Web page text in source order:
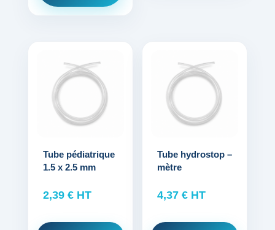
produit
Tube pédiatrique
1.5 x 2.5 mm
2,39 € HT
Tube hydrostop –
mètre
4,37€ HT